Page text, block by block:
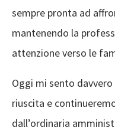
sempre pronta ad
mantenendo la
attenzione verso le
Oggi mi sento
riuscita e
dall’ordinaria